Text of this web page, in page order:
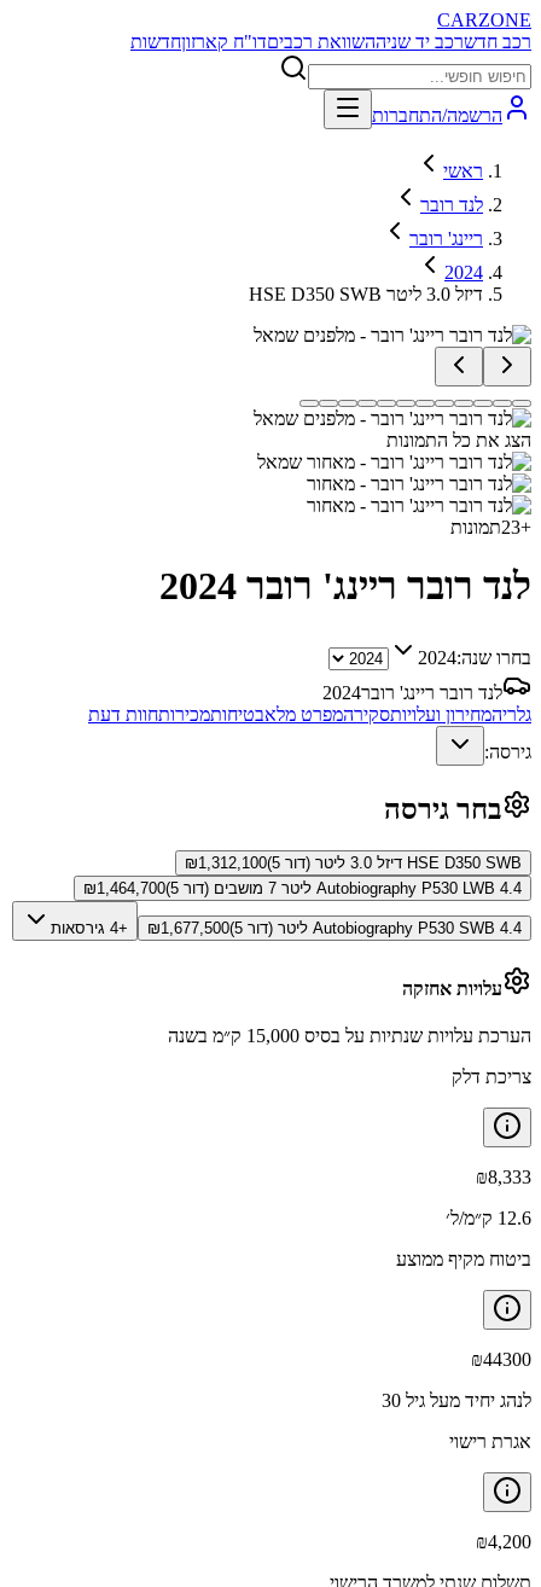
CARZONE
רכב חדשרכב יד שניההשוואת רכביםדו"ח קארזוןחדשות
הרשמה/התחברות
ראשי
לנד רובר
ריינג' רובר
2024
HSE D350 SWB דיזל 3.0 ליטר
הצג את כל התמונות
+
23תמונות
לנד רובר ריינג' רובר 2024
בחרו שנה:2024
לנד רובר ריינג' רובר2024
גלריהמחירון ועלויותסקירהמפרט מלאבטיחותמכירותחוות דעת
גירסה:
בחר גירסה
HSE D350 SWB דיזל 3.0 ליטר (דור 5) ₪1,312,100
Autobiography P530 LWB 4.4 ליטר 7 מושבים (דור 5)
₪1,464,700
Autobiography P530 SWB 4.4 ליטר (דור 5) ₪1,677,500 +4 גירסאות
עלויות אחזקה
הערכת עלויות שנתיות על בסיס 15,000 ק״מ בשנה
צריכת דלק
₪8,333
12.6 ק״מ/ל׳
ביטוח מקיף ממוצע
₪44300
לנהג יחיד מעל גיל 30
אגרת רישוי
₪4,200